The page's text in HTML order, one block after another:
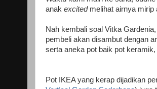
anak excited melihat airnya mirip
Nah kembali soal Vitka
pembeli akan disambut dengan
serta aneka pot baik pot
Pot IKEA yang kerap dijadikan